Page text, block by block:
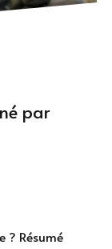
par
? Résumé